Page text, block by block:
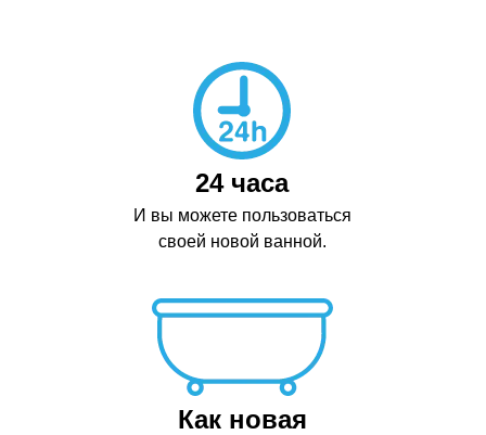
24 часа
И вы можете пользоваться
своей новой ванной.
Как новая